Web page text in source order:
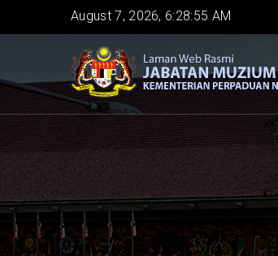
to
content
August 7, 2026, 6:28:55 AM